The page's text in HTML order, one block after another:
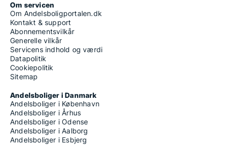
Om servicen
Om Andelsboligportalen.dk
Kontakt & support
Abonnementsvilkår
Generelle vilkår
Servicens indhold og værdi
Datapolitik
Cookiepolitik
Sitemap
Andelsboliger i Danmark
Andelsboliger i København
Andelsboliger i Århus
Andelsboliger i Odense
Andelsboliger i Aalborg
Andelsboliger i Esbjerg